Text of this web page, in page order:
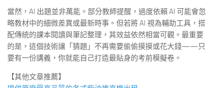
當然，AI 出題並非萬能。部分教師提醒，過度依賴 AI 可能會忽
略教材中的細微差異或最新時事。但若將 AI 視為輔助工具，搭
配傳統的課本閱讀與筆記整理，其效益依然相當可觀。最重要
的是，這個技術讓「猜題」不再需要偷偷摸摸或花大錢——只
要有一份講義，你就能自己打造最貼身的考前模擬卷。
【其他文章推薦】